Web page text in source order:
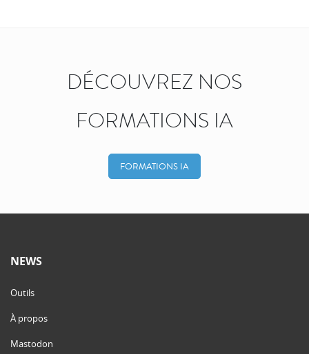
DÉCOUVREZ NOS
FORMATIONS IA
FORMATIONS IA
NEWS
Outils
À propos
Mastodon